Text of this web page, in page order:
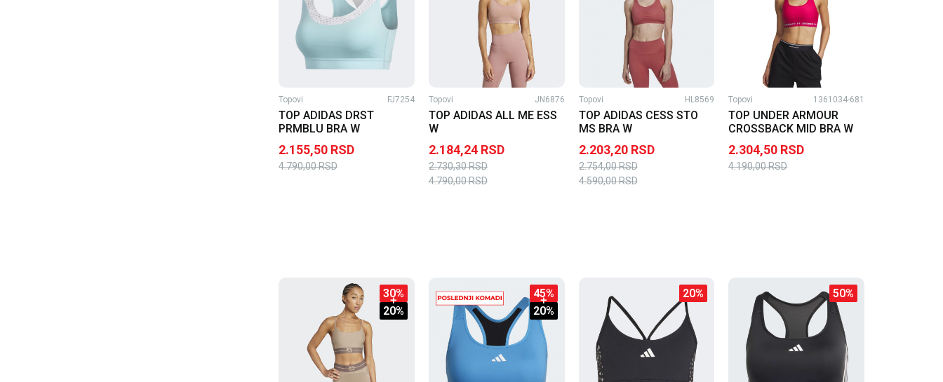
Topovi FJ7254
TOP ADIDAS DRST
PRMBLU BRA W
2.155,50 RSD
4.790,00RSD
Topovi JN6876
TOP ADIDAS ALL ME ESS
W
2.184,24 RSD
2.730,30RSD
4.790,00RSD
Topovi HL8569
TOP ADIDAS CESS STO
MS BRA W
2.203,20 RSD
2.754,00RSD
4.590,00RSD
Topovi 1361034-681
TOP UNDER ARMOUR
CROSSBACK MID BRA W
2.304,50 RSD
4.190,00RSD
30%
20%
45%
20%
20% 50%